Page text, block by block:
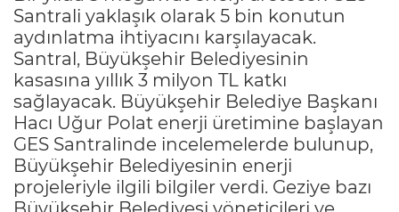
Santrali yaklaşık olarak 5 bin konutun
aydınlatma ihtiyacını karşılayacak.
Santral, Büyükşehir Belediyesinin
kasasına yıllık 3 milyon TL katkı
sağlayacak. Büyükşehir Belediye Başkanı
Hacı Uğur Polat enerji üretimine başlayan
GES Santralinde incelemelerde bulunup,
Büyükşehir Belediyesinin enerji
projeleriyle ilgili bilgiler verdi. Geziye bazı